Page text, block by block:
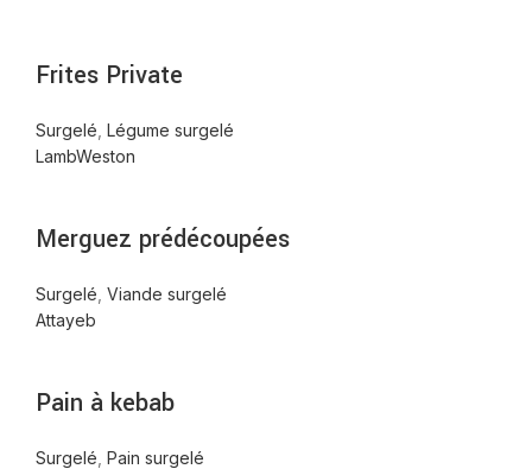
Frites Private
Surgelé Légume surgelé
LambWeston
Merguez prédécoupées
Surgelé Viande surgelé
Attayeb
Pain à kebab
Surgelé Pain surgelé